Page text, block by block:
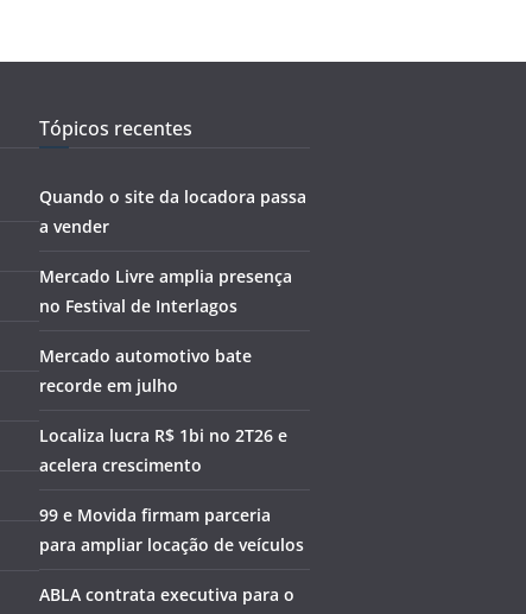
Tópicos recentes
Quando o site da locadora passa
a vender
Mercado Livre amplia presença
no Festival de Interlagos
Mercado automotivo bate
recorde em julho
Localiza lucra R$ 1bi no 2T26 e
acelera crescimento
99 e Movida firmam parceria
para ampliar locação de veículos
ABLA contrata executiva para o